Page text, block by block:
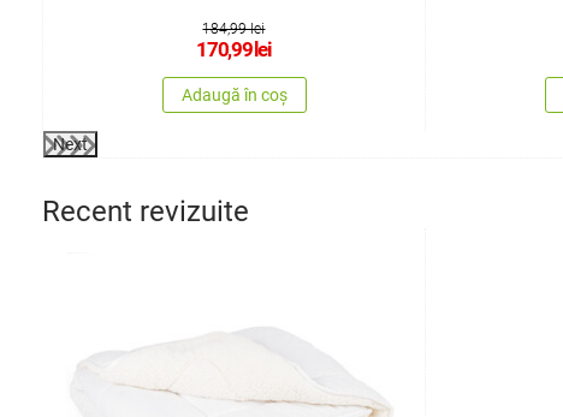
184,99 lei
170,99lei
Adaugă în coș
Next
Recent revizuite